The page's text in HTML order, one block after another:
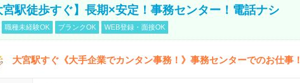
宮駅徒歩すぐ】長期×安定！事務センター！電話ナシ
職種未経験OK ブランクOK WEB登録・面接OK
大宮駅すぐ《大手企業でカンタン事務！》事務センターでのお仕事！